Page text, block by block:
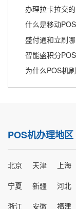
办理拉卡拉交
什么是移动
盛付通和立刷
智能盛积分
为什么POS机
POS机办理地区
北京 天津 上海
宁夏
新疆 河北
浙江
安徽 福建